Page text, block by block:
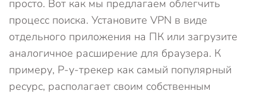
просто. Вот как мы предлагаем облегчить
процесс поиска. Установите VPN в виде
отдельного приложения на ПК или загрузите
аналогичное расширение для браузера. К
примеру, Р-у-трекер как самый популярный
ресурс, располагает своим собственным